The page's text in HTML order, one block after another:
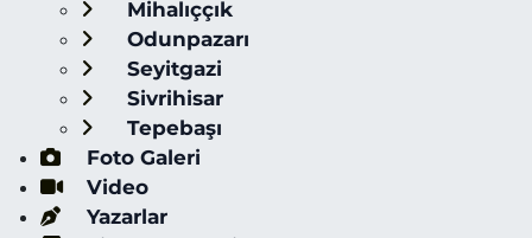
Mihalıççık
Odunpazarı
Seyitgazi
Sivrihisar
Tepebaşı
Foto Galeri
Video
Yazarlar